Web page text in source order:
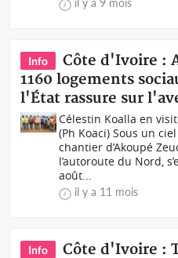
il y a 9 mois
Info
Côte d'Ivoire :
1160 logements
l'État rassure sur
Célestin Koalla en
(Ph Koaci) Sous un
chantier d’Akoupé
l’autoroute du Nord,
août...
il y a 11 mois
Info
Côte d'Ivoire :